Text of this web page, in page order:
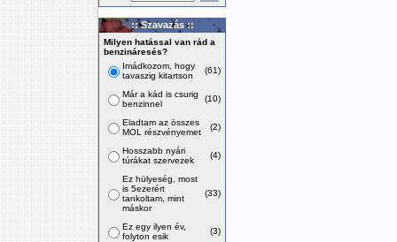
:: Szavazás ::
Milyen hatással van rád a
benzináresés?
Imádkozom, hogy
tavaszig kitartson
(61)
Már a kád is csurig
benzinnel
(10)
Eladtam az összes
MOL részvényemet
(2)
Hosszabb nyári
túrákat szervezek
(4)
Ez hülyeség, most
is 5ezerért
tankoltam, mint
máskor
(33)
Ez egy ilyen év,
folyton esik
(3)